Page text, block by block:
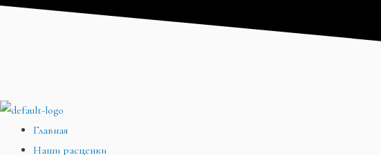
Перейти
Меню
Главная
Наши расценки
Меню
Меню